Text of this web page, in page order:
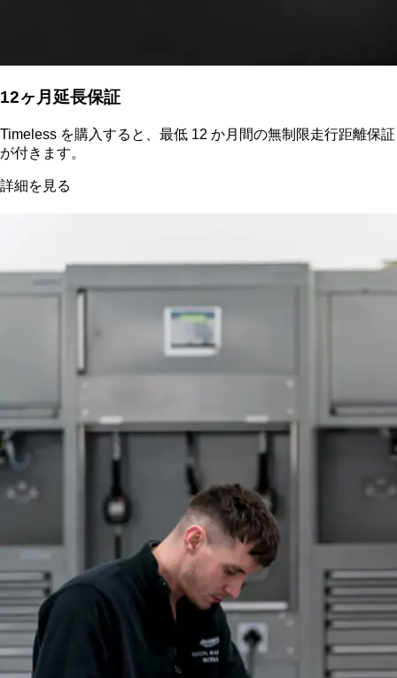
12ヶ月延長保証
Timeless を購入すると、最低 12 か月間の無制限走行距離保証
が付きます。
詳細を見る